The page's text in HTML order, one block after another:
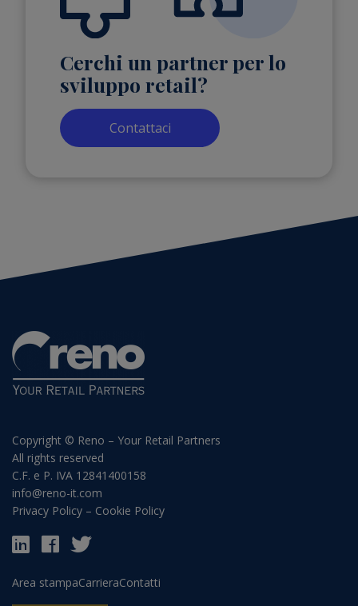
Cerchi un partner per lo
sviluppo retail?
Contattaci
Copyright © Reno – Your Retail Partners
All rights reserved
C.F. e P. IVA 12841400158
info@reno-it.com
Privacy Policy – Cookie Policy
Area stampaCarrieraContatti